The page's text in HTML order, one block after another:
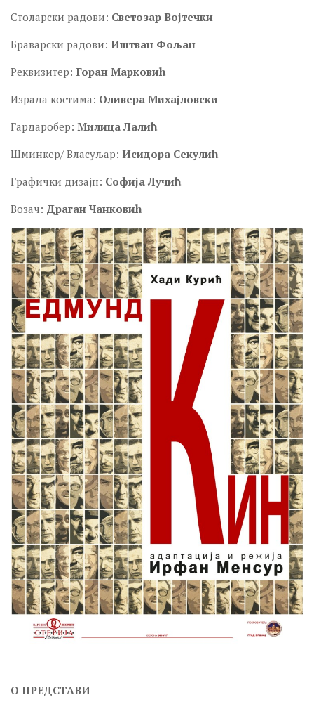
Столарски радови: Светозар Војтечки
Браварски радови: Иштван Фољан
Реквизитер: Горан Марковић
Израда костима: Oливера Михајловски
Гардаробер: Милица Лалић
Шминкер/ Власуљар: Исидора Секулић
Графички дизајн: Софија Лучић
Возач: Драган Чанковић
О ПРЕДСТАВИ